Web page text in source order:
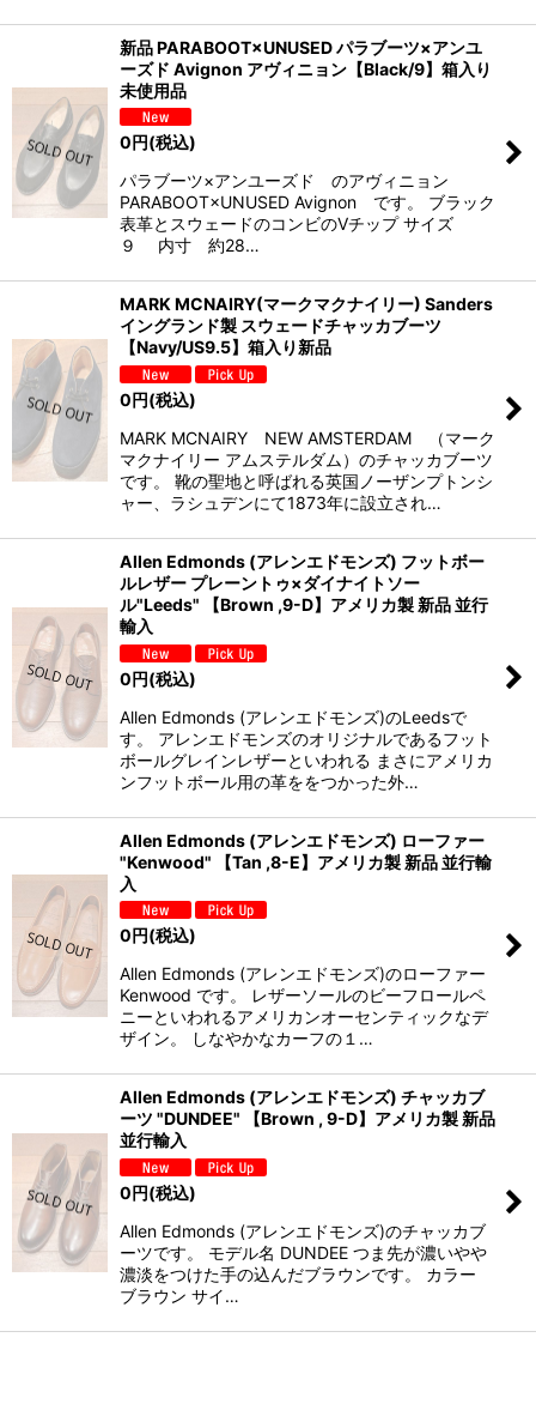
新品 PARABOOT×UNUSED パラブーツ×アンユ
ーズド Avignon アヴィニョン【Black/9】箱入り
未使用品
0円(税込)
パラブーツ×アンユーズド のアヴィニョン
PARABOOT×UNUSED Avignon です。 ブラック
表革とスウェードのコンビのVチップ サイズ
９ 内寸 約28…
MARK MCNAIRY(マークマクナイリー) Sanders
イングランド製 スウェードチャッカブーツ
【Navy/US9.5】箱入り新品
0円(税込)
MARK MCNAIRY NEW AMSTERDAM （マーク
マクナイリー アムステルダム）のチャッカブーツ
です。 靴の聖地と呼ばれる英国ノーザンプトンシ
ャー、ラシュデンにて1873年に設立され…
Allen Edmonds (アレンエドモンズ) フットボー
ルレザー プレーントゥ×ダイナイトソー
ル"Leeds" 【Brown ,9-D】アメリカ製 新品 並行
輸入
0円(税込)
Allen Edmonds (アレンエドモンズ)のLeedsで
す。 アレンエドモンズのオリジナルであるフット
ボールグレインレザーといわれる まさにアメリカ
ンフットボール用の革ををつかった外…
Allen Edmonds (アレンエドモンズ) ローファー
"Kenwood" 【Tan ,8-E】アメリカ製 新品 並行輸
入
0円(税込)
Allen Edmonds (アレンエドモンズ)のローファー
Kenwood です。 レザーソールのビーフロールペ
ニーといわれるアメリカンオーセンティックなデ
ザイン。 しなやかなカーフの１…
Allen Edmonds (アレンエドモンズ) チャッカブ
ーツ "DUNDEE" 【Brown , 9-D】アメリカ製 新品
並行輸入
0円(税込)
Allen Edmonds (アレンエドモンズ)のチャッカブ
ーツです。 モデル名 DUNDEE つま先が濃いやや
濃淡をつけた手の込んだブラウンです。 カラー
ブラウン サイ…